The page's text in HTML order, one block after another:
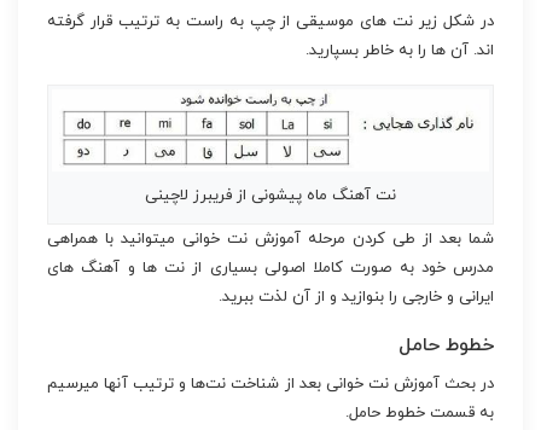
در شکل زیر نت های موسیقی از چپ به راست به ترتیب قرار گرفته
اند. آن ها را به خاطر بسپارید.
نت آهنگ ماه پیشونی از فریبرز لاچینی
شما بعد از طی کردن مرحله آموزش نت خوانی میتوانید با همراهی
مدرس خود به صورت کاملا اصولی بسیاری از نت ها و آهنگ های
ایرانی و خارجی را بنوازید و از آن لذت ببرید.
خطوط حامل
در بحث آموزش نت خوانی بعد از شناخت نت‌ها و ترتیب آنها میرسیم
به قسمت خطوط حامل.